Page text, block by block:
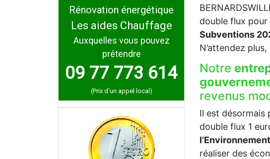
Rénovation énergétique
Les aides Chauffage
Auxquelles vous pouvez
prétendre
09 77 773 614
(Prix d'un appel local)
double flux pour
Subventions
N’attendez
Notre
revenus
Il est désormais
double flux 1
réaliser des